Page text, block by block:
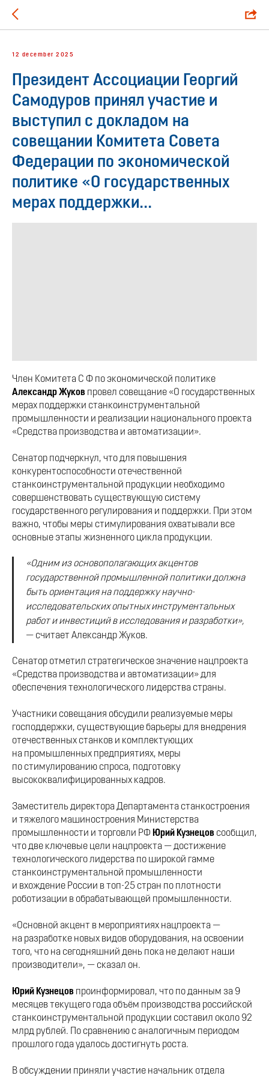
12 december 2025
Президент Ассоциации Георгий
Самодуров принял участие и
выступил с докладом на
совещании Комитета Совета
Федерации по экономической
политике «О государственных
мерах поддержки...
Член Комитета С Ф по экономической политике
Александр Жуков провел совещание «О государственных
мерах поддержки станкоинструментальной
промышленности и реализации национального проекта
«Средства производства и автоматизации».
Сенатор подчеркнул, что для повышения
конкурентоспособности отечественной
станкоинструментальной продукции необходимо
совершенствовать существующую систему
государственного регулирования и поддержки. При этом
важно, чтобы меры стимулирования охватывали все
основные этапы жизненного цикла продукции.
«Одним из основополагающих акцентов
государственной промышленной политики должна
быть ориентация на поддержку научно-
исследовательских опытных инструментальных
работ и инвестиций в исследования и разработки»,
— считает Александр Жуков.
Сенатор отметил стратегическое значение нацпроекта
«Средства производства и автоматизации» для
обеспечения технологического лидерства страны.
Участники совещания обсудили реализуемые меры
господдержки, существующие барьеры для внедрения
отечественных станков и комплектующих
на промышленных предприятиях, меры
по стимулированию спроса, подготовку
высококвалифицированных кадров.
Заместитель директора Департамента станкостроения
и тяжелого машиностроения Министерства
промышленности и торговли РФ Юрий Кузнецов сообщил,
чтодве ключевые цели нацпроекта — достижение
технологического лидерства по широкой гамме
станкоинструментальной промышленности
и вхождение России в топ-25 стран по плотности
роботизации в обрабатывающей промышленности.
«Основной акцент в мероприятиях нацпроекта —
на разработке новых видов оборудования, на освоении
того, что на сегодняшний день пока не делают наши
производители», — сказал он.
Юрий Кузнецов проинформировал, что по данным за 9
месяцев текущего года объём производства российской
станкоинструментальной продукции составил около 92
млрд рублей. По сравнению с аналогичным периодом
прошлого года удалось достигнуть роста.
В обсуждении приняли участие начальник отдела